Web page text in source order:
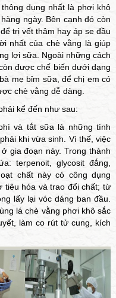
dụng nhất là phơi khô
ngày. Bên cạnh đó còn
trị vết thâm hay áp se đầu
nhất của chè vằng là giúp
lợi sữa. Ngoài những cách
được chế biến dưới dạng
mẹ bỉm sữa, để chị em có
chè vằng dễ dàng.
kể đến như sau:
và tắt sữa là những tình
khi vừa sinh. Vì thế, việc
gia đoạn này. Trong thành
terpenoit, glycosit đắng,
chất này có công dụng
tiêu hóa và trao đổi chất; từ
lấy lại vóc dáng ban đầu.
lá chè vằng phơi khô sắc
làm co rút tử cung, kích